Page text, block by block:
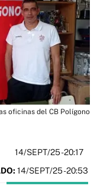
oficinas del CB Polígono
14/SEPT/25- 20:17
14/SEPT/25 - 20:53